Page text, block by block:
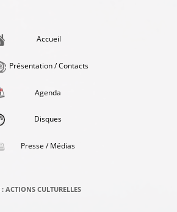
Accueil
Présentation / Contacts
Agenda
Disques
Presse / Médias
: ACTIONS CULTURELLES